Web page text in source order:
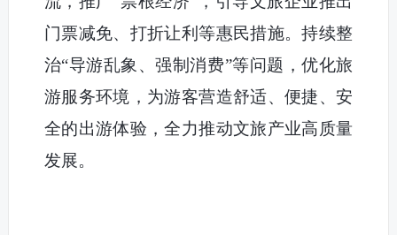
门票减免、打折让利等惠民措施。持续整
治“导游乱象、强制消费”等问题，优化旅
游服务环境，为游客营造舒适、便捷、安
全的出游体验，全力推动文旅产业高质量
发展。